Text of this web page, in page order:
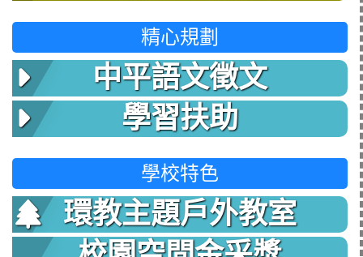
精心規劃
中平語文徵文
學習扶助
學校特色
環教主題戶外教室